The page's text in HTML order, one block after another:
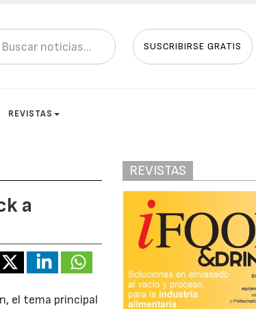
SUSCRIBIRSE GRATIS
REVISTAS
a
el tema principal
REVISTAS